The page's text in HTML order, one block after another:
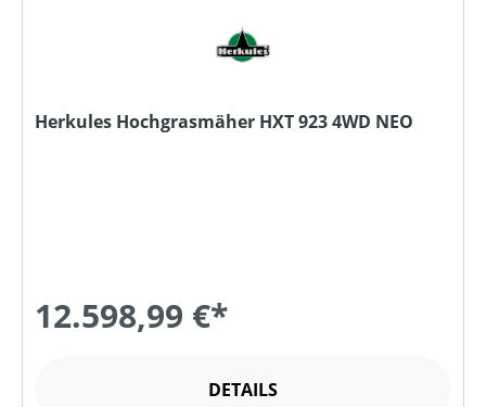
Herkules Hochgrasmäher HXT 923 4WD NEO
12.598,99 €*
DETAILS